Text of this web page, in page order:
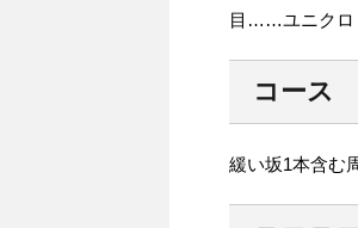
目……ユニクロ
コース
緩い坂1本含む